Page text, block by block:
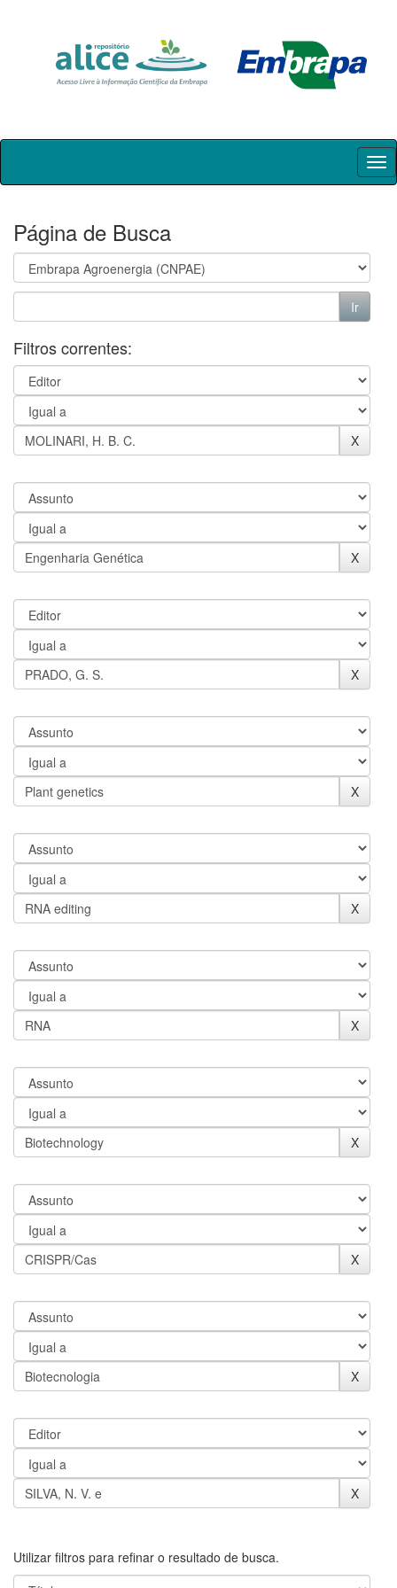
Skip
Página de Busca
Filtros correntes:
Utilizar filtros para refinar o resultado de busca.